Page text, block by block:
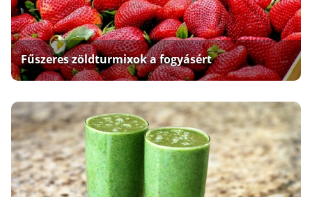
Fűszeres zöldturmixok a fogyásért